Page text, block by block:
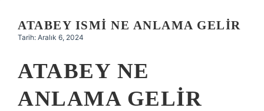
ATABEY ISMI NE ANLAMA GELIR
Tarih: Aralık 6, 2024
ATABEY NE
ANLAMA GELIR